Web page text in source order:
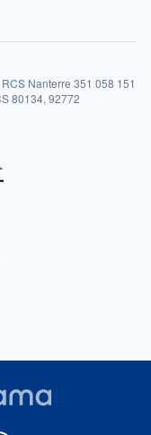
Nanterre 351 058 151
80134, 92772